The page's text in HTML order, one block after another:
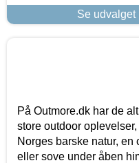
Se udvalget
På Outmore.dk har de
store outdoor
Norges barske natur,
eller sove under åben